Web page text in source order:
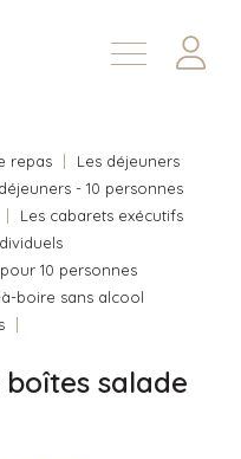
repas
Les déjeuners
- 10 personnes
Les cabarets exécutifs
10 personnes
boire sans alcool
boîtes salade